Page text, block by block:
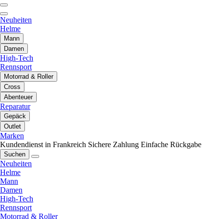
Neuheiten
Helme
Mann
Damen
High-Tech
Rennsport
Motorrad & Roller
Cross
Abenteuer
Reparatur
Gepäck
Outlet
Marken
Kundendienst in Frankreich Sichere Zahlung Einfache Rückgabe
Suchen
Neuheiten
Helme
Mann
Damen
High-Tech
Rennsport
Motorrad & Roller